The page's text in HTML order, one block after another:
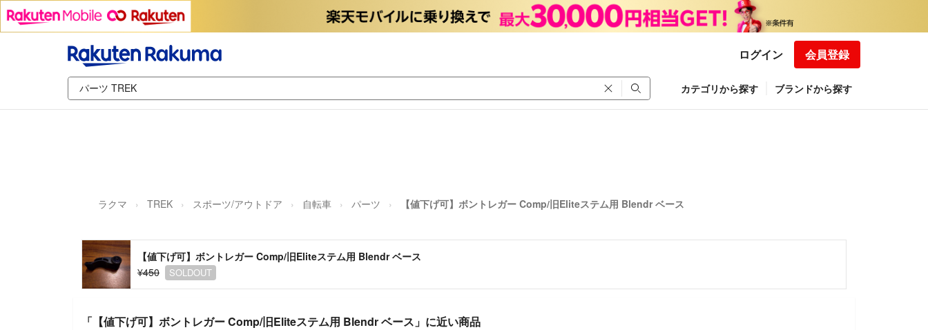
ログイン 会員登録
カテゴリから探す ブランドから探す
ラクマ TREK スポーツ/アウトドア 自転車 パーツ 【値下げ可】ボントレガー Comp/旧Eliteステム用 Blendr ベース
【値下げ可】ボントレガー Comp/旧Eliteステム用 Blendr ベース
¥450
SOLDOUT
「【値下げ可】ボントレガー Comp/旧Eliteステム用 Blendr ベース」に近い商品